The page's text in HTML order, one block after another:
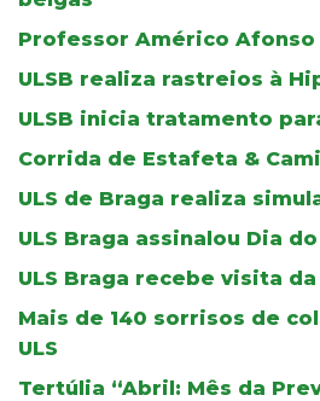
Professor Américo
ULSB realiza rastreios à
ULSB inicia tratamento
Corrida de Estafeta &
ULS de Braga realiza
ULS Braga assinalou Dia
ULS Braga recebe visita da
Mais de 140 sorrisos de
ULS
Tertúlia “Abril: Mês da